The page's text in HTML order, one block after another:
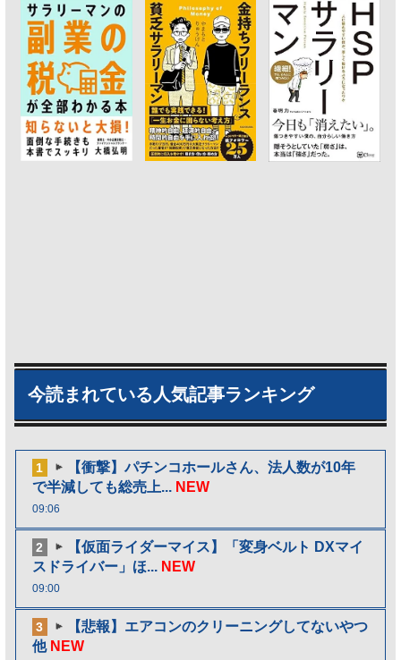
今読まれている人気記事ランキング
1
【衝撃】パチンコホールさん、法人数が10年
で半減しても総売上... NEW
09:06
2
【仮面ライダーマイス】「変身ベルト DXマイ
スドライバー」ほ... NEW
09:00
3
【悲報】エアコンのクリーニングしてないやつ
他 NEW